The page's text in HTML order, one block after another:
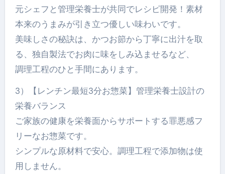
元シェフと管理栄養士が共同でレシピ開発！素材
本来のうまみが引き立つ優しい味わいです。
美味しさの秘訣は、かつお節から丁寧に出汁を取
る、独自製法でお肉に味をしみ込ませるなど、
調理工程のひと手間にあります。
3）【レンチン最短3分お惣菜】管理栄養士設計の
栄養バランス
ご家族の健康を栄養面からサポートする罪悪感フ
リーなお惣菜です。
シンプルな原材料で安心。調理工程で添加物は使
用しません。